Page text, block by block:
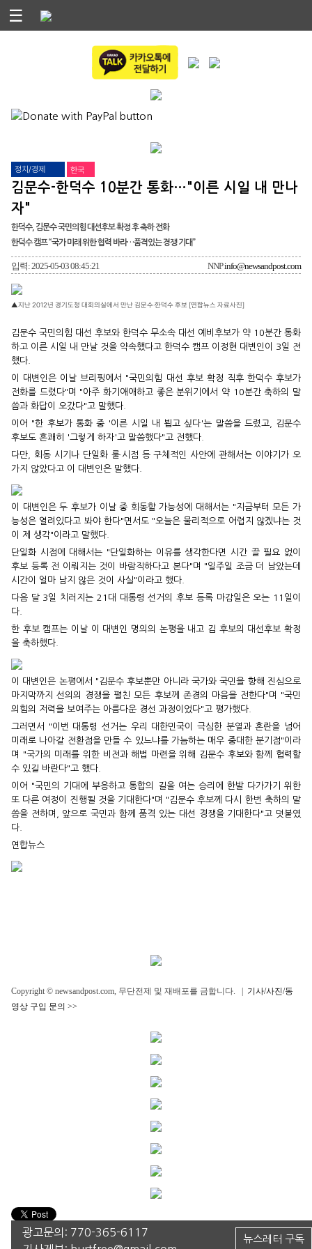
☰
정치/경제 한국
김문수-한덕수 10분간 통화…"이른 시일 내 만나
자"
한덕수, 김문수 국민의힘 대선후보 확정 후 축하 전화
한덕수 캠프 “국가 미래 위한 협력 바라…품격있는 경쟁 기대”
입력: 2025-05-03 08:45:21 NNPinfo@newsandpost.com
▲지난 2012년 경기도청 대회의실에서 만난 김문수·한덕수 후보 [연합뉴스 자료사진]
김문수 국민의힘 대선 후보와 한덕수 무소속 대선 예비후보가 약 10분간 통화
하고 이른 시일 내 만날 것을 약속했다고 한덕수 캠프 이정현 대변인이 3일 전
했다.
이 대변인은 이날 브리핑에서 "국민의힘 대선 후보 확정 직후 한덕수 후보가
전화를 드렸다"며 "아주 화기애애하고 좋은 분위기에서 약 10분간 축하의 말
씀과 화답이 오갔다"고 말했다.
이어 "한 후보가 통화 중 '이른 시일 내 뵙고 싶다'는 말씀을 드렸고, 김문수
후보도 흔쾌히 '그렇게 하자'고 말씀했다"고 전했다.
다만, 회동 시기나 단일화 룰·시점 등 구체적인 사안에 관해서는 이야기가 오
가지 않았다고 이 대변인은 말했다.
이 대변인은 두 후보가 이날 중 회동할 가능성에 대해서는 "지금부터 모든 가
능성은 열려있다고 봐야 한다"면서도 "오늘은 물리적으로 어렵지 않겠냐는 것
이 제 생각"이라고 말했다.
단일화 시점에 대해서는 "단일화하는 이유를 생각한다면 시간 끌 필요 없이
후보 등록 전 이뤄지는 것이 바람직하다고 본다"며 "일주일 조금 더 남았는데
시간이 얼마 남지 않은 것이 사실"이라고 했다.
다음 달 3일 치러지는 21대 대통령 선거의 후보 등록 마감일은 오는 11일이
다.
한 후보 캠프는 이날 이 대변인 명의의 논평을 내고 김 후보의 대선후보 확정
을 축하했다.
이 대변인은 논평에서 "김문수 후보뿐만 아니라 국가와 국민을 향해 진심으로
마지막까지 선의의 경쟁을 펼친 모든 후보께 존경의 마음을 전한다"며 "국민
의힘의 저력을 보여주는 아름다운 경선 과정이었다"고 평가했다.
그러면서 "이번 대통령 선거는 우리 대한민국이 극심한 분열과 혼란을 넘어
미래로 나아갈 전환점을 만들 수 있느냐를 가늠하는 매우 중대한 분기점"이라
며 "국가의 미래를 위한 비전과 해법 마련을 위해 김문수 후보와 함께 협력할
수 있길 바란다"고 했다.
이어 "국민의 기대에 부응하고 통합의 길을 여는 승리에 한발 다가가기 위한
또 다른 여정이 진행될 것을 기대한다"며 "김문수 후보께 다시 한번 축하의 말
씀을 전하며, 앞으로 국민과 함께 품격 있는 대선 경쟁을 기대한다"고 덧붙였
다.
연합뉴스
Copyright © newsandpost.com, 무단전제 및 재배포를 금합니다. | 기사/사진/동
영상 구입 문의 >>
뉴스레터 구독
광고문의: 770-365-6117